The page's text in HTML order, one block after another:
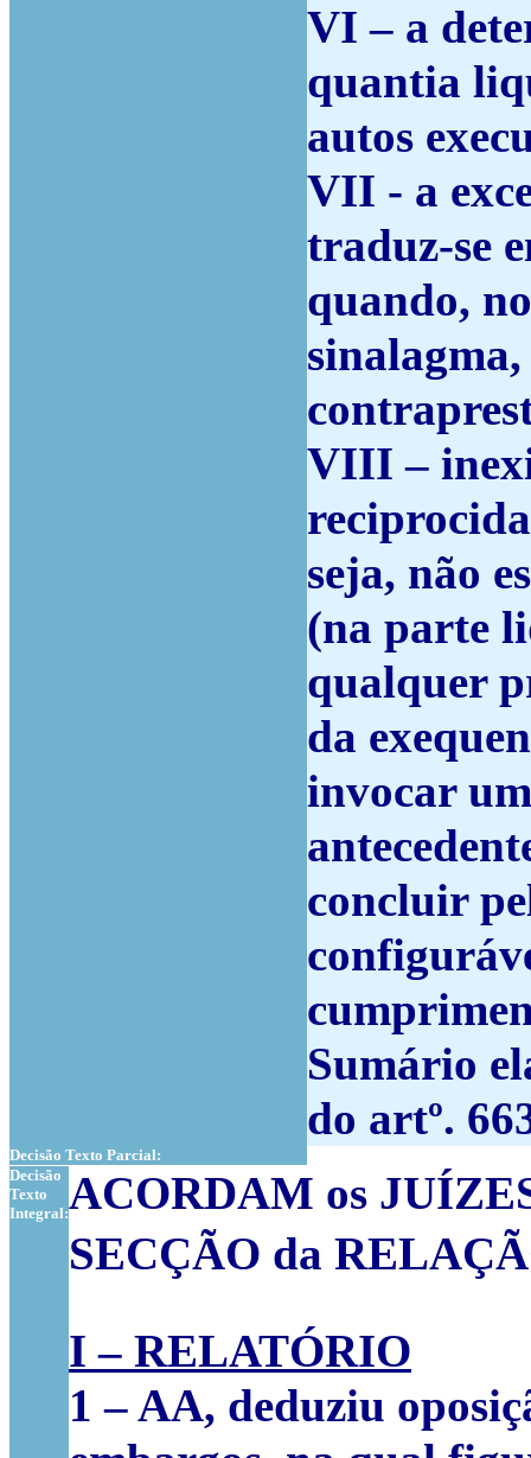
VI – a
quantia
autos
VII - a
traduz-se
quando,
VIII –
seja, não
(na parte
qualquer
da
invocar
concluir
Sumário
do artº.
Decisão Texto Parcial:
Decisão
Texto
Integral:ACORDAM os
SECÇÃO da
I – RELATÓRIO
1 –AA, deduziu